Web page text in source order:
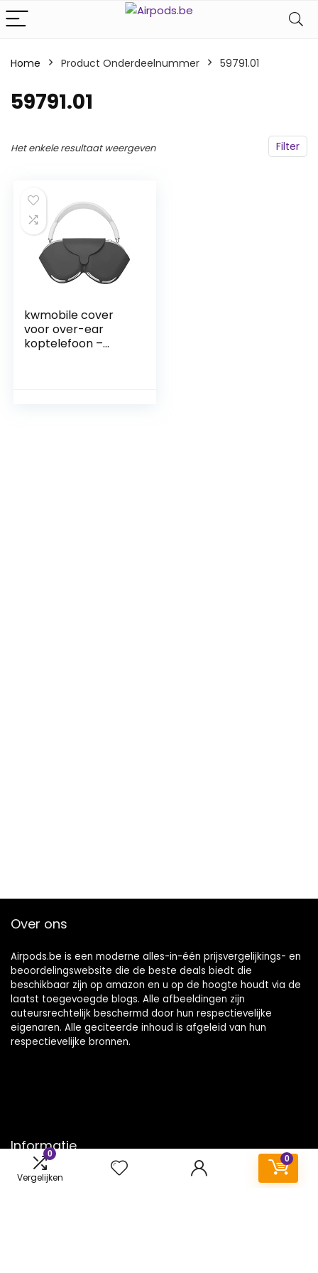
0
Vergelijken
0
Home Product Onderdeelnummer ‎59791.01
‎59791.01
Filter
Het enkele resultaat weergeven
kwmobile cover
voor over-ear
koptelefoon –
Over ons
Airpods.be is een moderne alles-in-één prijsvergelijkings- en
beoordelingswebsite die de beste deals biedt die
beschikbaar zijn op amazon en u op de hoogte houdt via de
laatst toegevoegde blogs. Alle afbeeldingen zijn
auteursrechtelijk beschermd door hun respectievelijke
eigenaren. Alle geciteerde inhoud is afgeleid van hun
respectievelijke bronnen.
Informatie
Contact